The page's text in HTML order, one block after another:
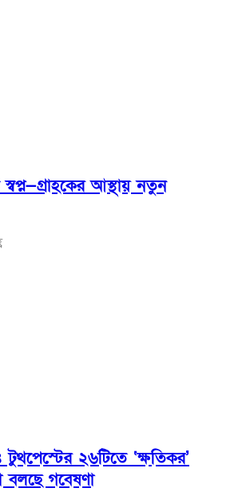
আস্থায় নতুন
২৬টিতে ‘ক্ষতিকর’
বলছে গবেষণা